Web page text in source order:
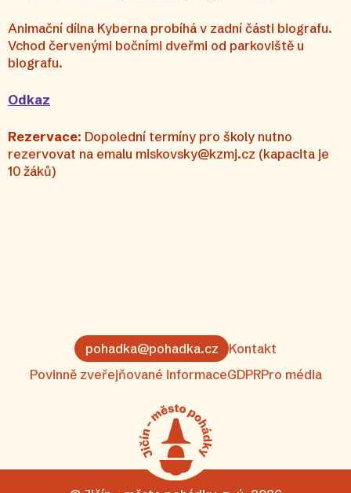
Animační dílna Kyberna probíhá v zadní části biografu.
Vchod červenými bočními dveřmi od parkoviště u
biografu.
Odkaz
Rezervace: Dopolední termíny pro školy nutno
rezervovat na emalu miskovsky@kzmj.cz (kapacita je
10 žáků)
pohadka@pohadka.cz
Kontakt
Povinně zveřejňované informaceGDPRPro média